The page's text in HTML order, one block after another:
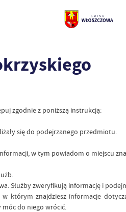
zgodnie z poniższą instrukcją:
się do podejrzanego przedmiotu.
w tym powiadom o miejscu
Służby zweryfikują informację i
którym znajdziesz informacje
móc do niego wrócić.